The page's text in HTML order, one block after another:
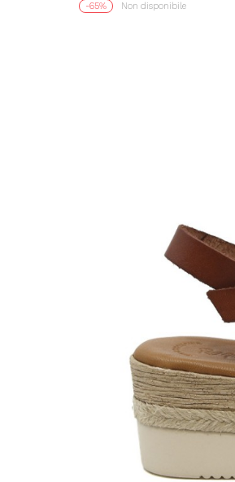
-65% Non disponibile